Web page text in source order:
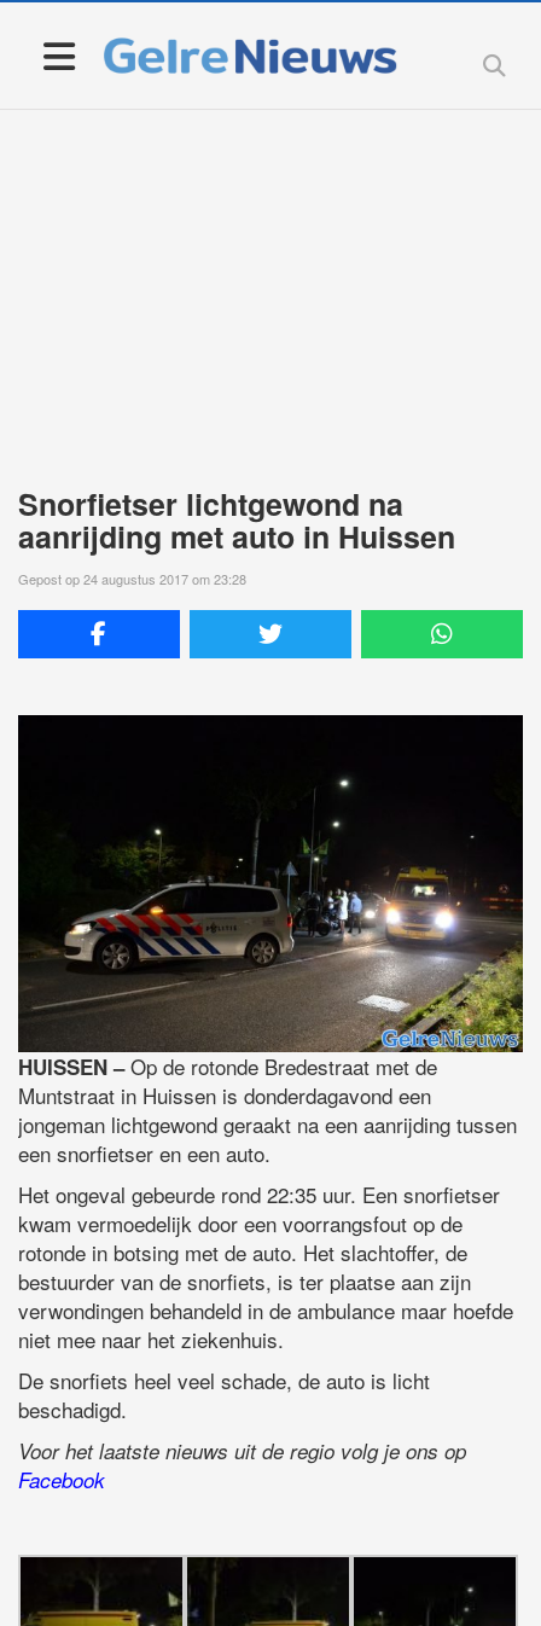
Snorfietser lichtgewond na
aanrijding met auto in Huissen
Gepost op 24 augustus 2017 om 23:28
HUISSEN –Op de rotonde Bredestraat met de
Muntstraat in Huissen is donderdagavond een
jongeman lichtgewond geraakt na een aanrijding tussen
een snorfietser en een auto.
Het ongeval gebeurde rond 22:35 uur. Een snorfietser
kwam vermoedelijk door een voorrangsfout op de
rotonde in botsing met de auto. Het slachtoffer, de
bestuurder van de snorfiets, is ter plaatse aan zijn
verwondingen behandeld in de ambulance maar hoefde
niet mee naar het ziekenhuis.
De snorfiets heel veel schade, de auto is licht
beschadigd.
Voor het laatste nieuws uit de regio volg je ons op
Facebook